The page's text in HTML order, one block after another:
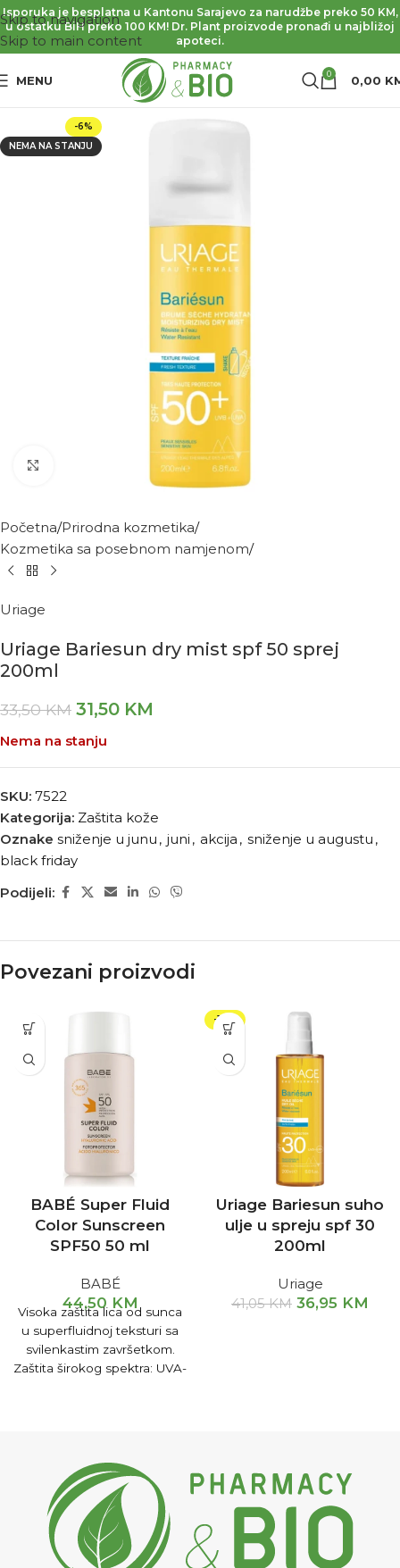
Skip to navigation
Skip to main content
Isporuka je besplatna u Kantonu Sarajevo za narudžbe preko 50 KM,
u ostatku BiH preko 100 KM! Dr. Plant proizvode pronađi u najbližoj
apoteci.
MENU 0 0,00
-6%
NEMA NA STANJU
Kliknite za povećanje
Početna Prirodna kozmetika
Kozmetika sa posebnom namjenom
Uriage
Uriage Bariesun dry mist spf 50 sprej
200ml
33,50KM 31,50 KM
Nema na stanju
SKU: 7522
Kategorija: Zaštita kože
Oznake sniženje u junu , juni , akcija , sniženje u augustu ,
black friday
Podijeli:
Povezani proizvodi
BABÉ Super Fluid
Color Sunscreen
SPF50 50 ml
BABÉ
44,50 KM
Visoka zaštita lica od sunca
u superfluidnoj teksturi sa
svilenkastim završetkom.
Zaštita širokog spektra: UVA-
-10%
Uriage Bariesun suho
ulje u spreju spf 30
200ml
Uriage
41,05KM 36,95 KM